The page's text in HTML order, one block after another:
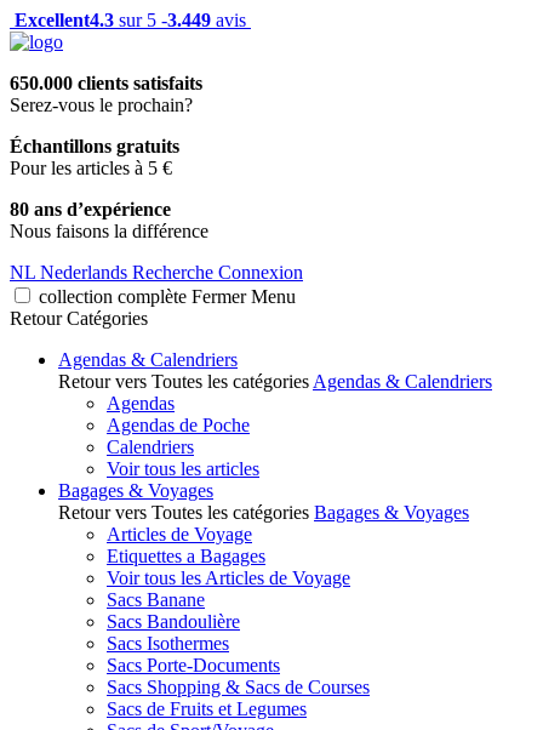
Excellent4.3 sur 5 -3.449 avis
650.000 clients satisfaits
Serez-vous le prochain?
Échantillons gratuits
Pour les articles à 5 €
80 ans d’expérience
Nous faisons la différence
NL Nederlands Recherche Connexion
collection complète Fermer Menu
Retour Catégories
Agendas & Calendriers
Retour vers Toutes les catégories Agendas & Calendriers
Agendas
Agendas de Poche
Calendriers
Voir tous les articles
Bagages & Voyages
Retour vers Toutes les catégories Bagages & Voyages
Articles de Voyage
Etiquettes a Bagages
Voir tous les Articles de Voyage
Sacs Banane
Sacs Bandoulière
Sacs Isothermes
Sacs Porte-Documents
Sacs Shopping & Sacs de Courses
Sacs de Fruits et Legumes